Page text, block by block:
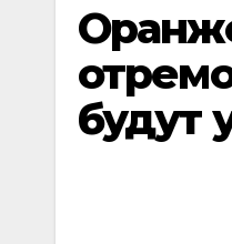
будут